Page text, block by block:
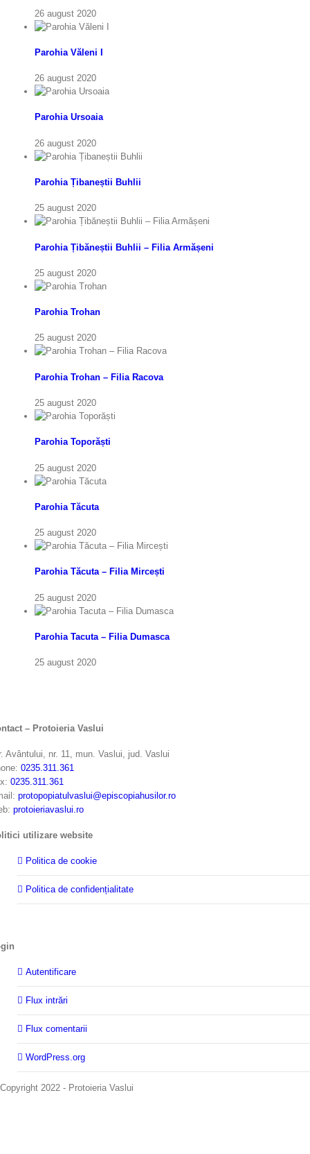
26 august 2020
Parohia Văleni I
26 august 2020
Parohia Ursoaia
26 august 2020
Parohia Țibaneștii Buhlii
25 august 2020
Parohia Țibăneștii Buhlii – Filia Armășeni
25 august 2020
Parohia Trohan
25 august 2020
Parohia Trohan – Filia Racova
25 august 2020
Parohia Toporăști
25 august 2020
Parohia Tăcuta
25 august 2020
Parohia Tăcuta – Filia Mircești
25 august 2020
Parohia Tacuta – Filia Dumasca
25 august 2020
– Protoieria Vaslui
Avântului, nr. 11, mun. Vaslui, jud. Vaslui
0235.311.361
0235.311.361
protopopiatulvaslui@episcopiahusilor.ro
protoieriavaslui.ro
utilizare website
Politica de cookie
Politica de confidențialitate
Autentificare
Flux intrări
Flux comentarii
WordPress.org
Copyright 2022 - Protoieria Vaslui